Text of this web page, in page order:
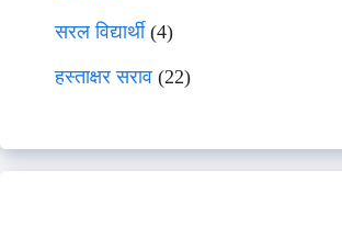
सरल विद्यार्थी(4)
हस्ताक्षर सराव (22)